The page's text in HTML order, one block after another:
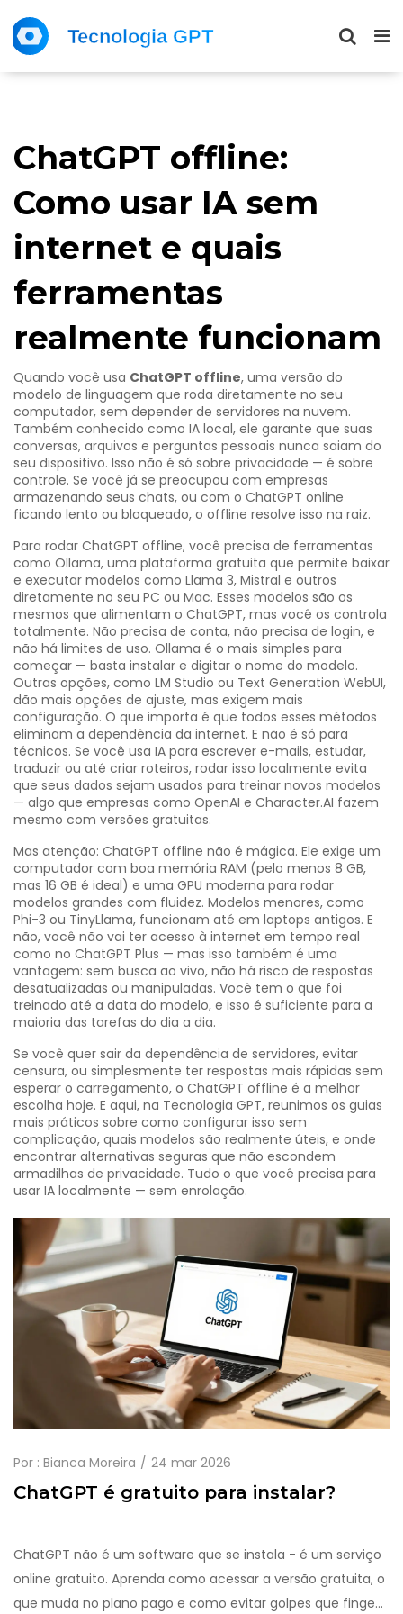
ChatGPT offline:
Como usar IA sem
internet e quais
ferramentas
realmente funcionam
Quando você usa ChatGPT offline, uma versão do
modelo de linguagem que roda diretamente no seu
computador, sem depender de servidores na nuvem.
Também conhecido como IA local, ele garante que suas
conversas, arquivos e perguntas pessoais nunca saiam do
seu dispositivo. Isso não é só sobre privacidade — é sobre
controle. Se você já se preocupou com empresas
armazenando seus chats, ou com o ChatGPT online
ficando lento ou bloqueado, o offline resolve isso na raiz.
Para rodar ChatGPT offline, você precisa de ferramentas
como Ollama, uma plataforma gratuita que permite baixar
e executar modelos como Llama 3, Mistral e outros
diretamente no seu PC ou Mac. Esses modelos são os
mesmos que alimentam o ChatGPT, mas você os controla
totalmente. Não precisa de conta, não precisa de login, e
não há limites de uso. Ollama é o mais simples para
começar — basta instalar e digitar o nome do modelo.
Outras opções, como LM Studio ou Text Generation WebUI,
dão mais opções de ajuste, mas exigem mais
configuração. O que importa é que todos esses métodos
eliminam a dependência da internet. E não é só para
técnicos. Se você usa IA para escrever e-mails, estudar,
traduzir ou até criar roteiros, rodar isso localmente evita
que seus dados sejam usados para treinar novos modelos
— algo que empresas como OpenAI e Character.AI fazem
mesmo com versões gratuitas.
Mas atenção: ChatGPT offline não é mágica. Ele exige um
computador com boa memória RAM (pelo menos 8 GB,
mas 16 GB é ideal) e uma GPU moderna para rodar
modelos grandes com fluidez. Modelos menores, como
Phi-3 ou TinyLlama, funcionam até em laptops antigos. E
não, você não vai ter acesso à internet em tempo real
como no ChatGPT Plus — mas isso também é uma
vantagem: sem busca ao vivo, não há risco de respostas
desatualizadas ou manipuladas. Você tem o que foi
treinado até a data do modelo, e isso é suficiente para a
maioria das tarefas do dia a dia.
Se você quer sair da dependência de servidores, evitar
censura, ou simplesmente ter respostas mais rápidas sem
esperar o carregamento, o ChatGPT offline é a melhor
escolha hoje. E aqui, na Tecnologia GPT, reunimos os guias
mais práticos sobre como configurar isso sem
complicação, quais modelos são realmente úteis, e onde
encontrar alternativas seguras que não escondem
armadilhas de privacidade. Tudo o que você precisa para
usar IA localmente — sem enrolação.
Por : Bianca Moreira 24 mar 2026
ChatGPT é gratuito para instalar?
ChatGPT não é um software que se instala - é um serviço
online gratuito. Aprenda como acessar a versão gratuita, o
que muda no plano pago e como evitar golpes que fingem